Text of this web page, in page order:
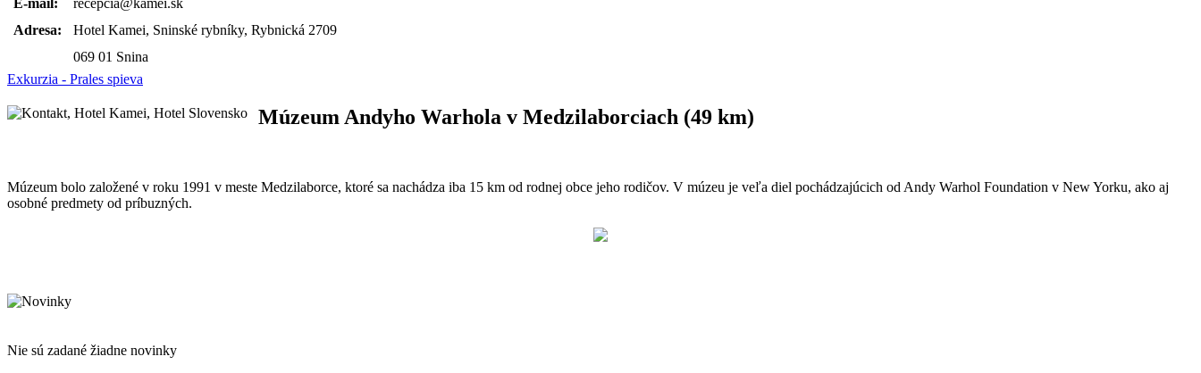
Adresa:
Hotel Kamei, Sninské rybníky, Rybnická 2709
069 01 Snina
Exkurzia - Prales spieva
Múzeum Andyho Warhola v Medzilaborciach (49 km)
Múzeum bolo založené v roku 1991 v meste Medzilaborce, ktoré sa nachádza iba 15 km od rodnej obce jeho rodičov. V múzeu je veľa diel pochádzajúcich od Andy Warhol Foundation v New Yorku, ako aj
osobné predmety od príbuzných.
Nie sú zadané žiadne novinky